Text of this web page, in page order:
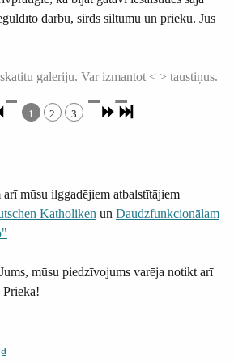
darbu, sirds siltumu un prieku. Jūs
galeriju. Var izmantot < > taustiņus.
1 2 3
arī mūsu ilggadējiem atbalstītājiem
Katholiken un Daudzfunkcionālam
mūsu piedzīvojums varēja notikt arī
Priekā!